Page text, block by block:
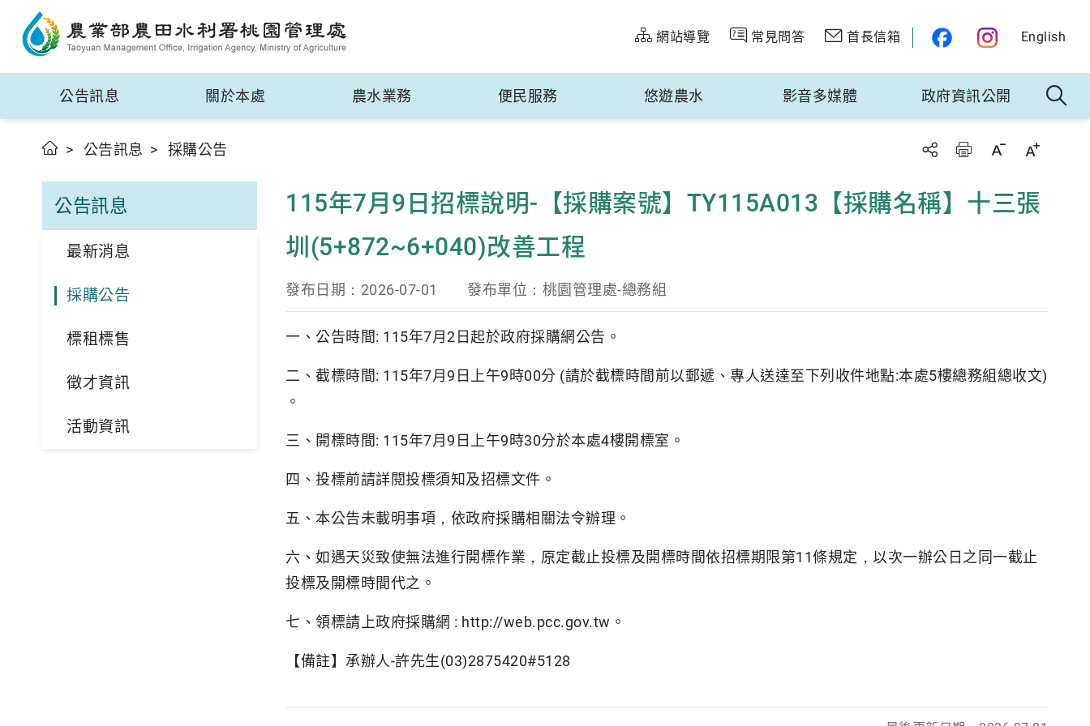
網站導覽 常見問答 首長信箱 English
公告訊息 關於本處 農水業務 便民服務 悠遊農水 影音多媒體 政府資訊公開
公告訊息 採購公告
公告訊息
最新消息
採購公告
標租標售
徵才資訊
活動資訊
115年7月9日招標說明-【採購案號】TY115A013【採購名稱】十三張
圳(5+872~6+040)改善工程
發布日期： 2026-07-01 發布單位： 桃園管理處-總務組
一、公告時間: 115年7月2日起於政府採購網公告。
二、截標時間: 115年7月9日上午9時00分 (請於截標時間前以郵遞、專人送達至下列收件地點:本處5樓總務組總收文)
。
三、開標時間: 115年7月9日上午9時30分於本處4樓開標室。
四、投標前請詳閱投標須知及招標文件。
五、本公告未載明事項，依政府採購相關法令辦理。
六、如遇天災致使無法進行開標作業，原定截止投標及開標時間依招標期限第11條規定，以次一辦公日之同一截止
投標及開標時間代之。
七、領標請上政府採購網 : http://web.pcc.gov.tw。
【備註】承辦人-許先生(03)2875420#5128